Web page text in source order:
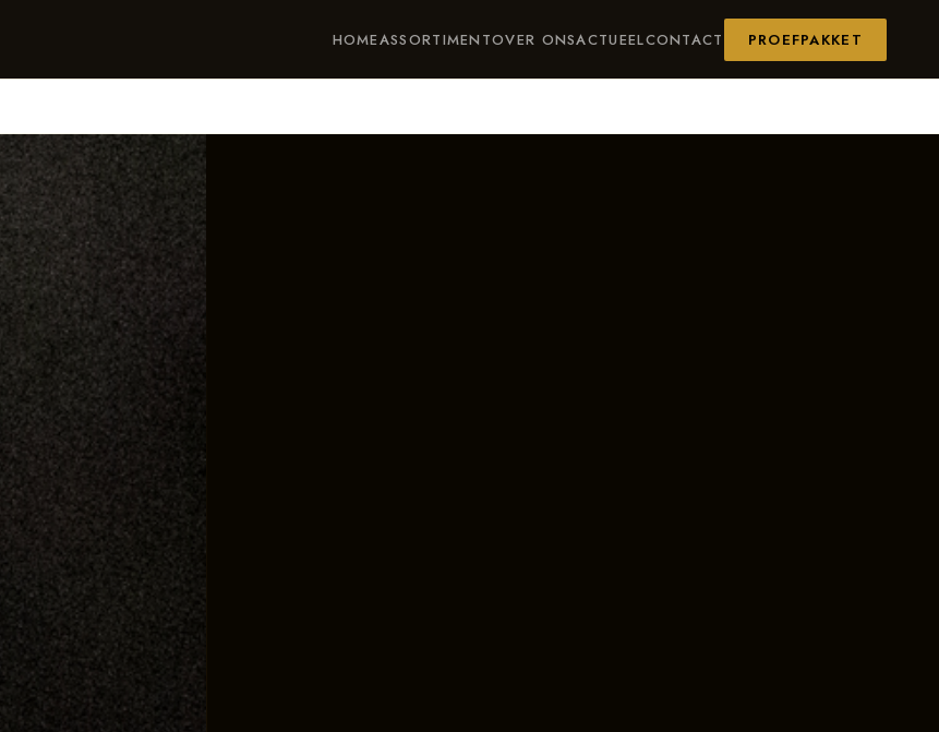
HOMEASSORTIMENTOVER ONSACTUEELCONTACT PROEFPAKKET